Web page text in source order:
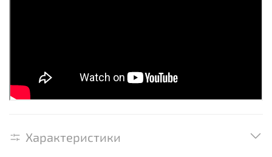
Характеристики